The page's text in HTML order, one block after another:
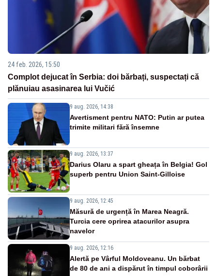
24 feb. 2026, 15:50
Complot dejucat în Serbia: doi bărbați, suspectați că
plănuiau asasinarea lui Vučić
9 aug. 2026, 14:38
Avertisment pentru NATO: Putin ar putea
trimite militari fără însemne
9 aug. 2026, 13:37
Darius Olaru a spart gheața în Belgia! Gol
superb pentru Union Saint-Gilloise
9 aug. 2026, 12:45
Măsură de urgență în Marea Neagră.
Turcia cere oprirea atacurilor asupra
navelor
9 aug. 2026, 12:16
Alertă pe Vârful Moldoveanu. Un bărbat
de 80 de ani a dispărut în timpul coborârii